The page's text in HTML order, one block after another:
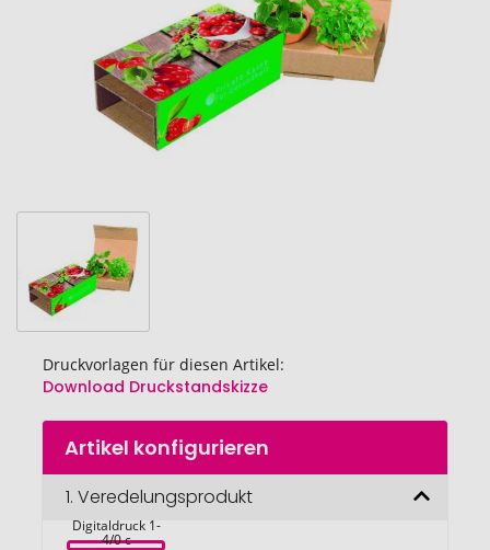
Druckvorlagen für diesen Artikel:
Download Druckstandskizze
Zum
Anfang
Bildgalerie
springen
Artikel konfigurieren
1. Veredelungsprodukt
Tomate und
Digitaldruck 1-
4/0 c